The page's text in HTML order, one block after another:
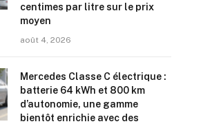
centimes par litre sur le prix
moyen
août 4, 2026
Mercedes Classe C électrique :
batterie 64 kWh et 800 km
d’autonomie, une gamme
bientôt enrichie avec des